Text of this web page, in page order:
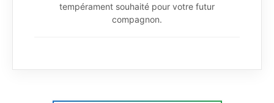
tempérament souhaité pour votre futur
compagnon.